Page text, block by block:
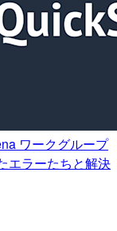
ワークグループ
エラーたちと解決